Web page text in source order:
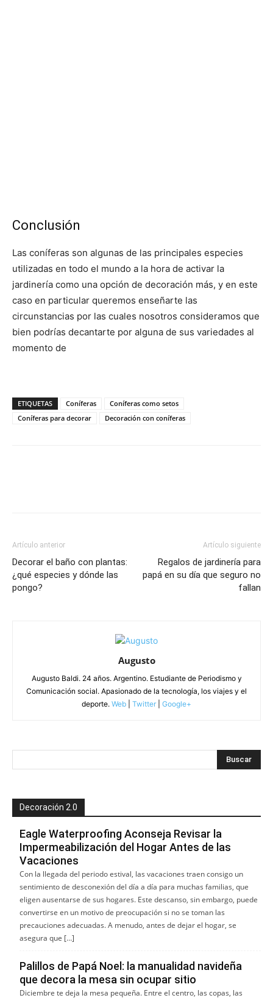
Conclusión
Las coníferas son algunas de las principales especies
utilizadas en todo el mundo a la hora de activar la
jardinería como una opción de decoración más, y en este
caso en particular queremos enseñarte las
circunstancias por las cuales nosotros consideramos que
bien podrías decantarte por alguna de sus variedades al
momento de
ETIQUETAS Coníferas
Coníferas como setos
Coníferas para decorar
Decoración con coníferas
Artículo anterior
Decorar el baño con plantas:
¿qué especies y dónde las
pongo?
Artículo siguiente
Regalos de jardinería para
papá en su día que seguro no
fallan
Augusto
Augusto Baldi. 24 años. Argentino. Estudiante de Periodismo y
Comunicación social. Apasionado de la tecnología, los viajes y el
deporte. Web Twitter Google+
Decoración 2.0
Eagle Waterproofing Aconseja Revisar la
Impermeabilización del Hogar Antes de las
Vacaciones
Con la llegada del periodo estival, las vacaciones traen consigo un
sentimiento de desconexión del día a día para muchas familias, que
eligen ausentarse de sus hogares. Este descanso, sin embargo, puede
convertirse en un motivo de preocupación si no se toman las
precauciones adecuadas. A menudo, antes de dejar el hogar, se
asegura que […]
Palillos de Papá Noel: la manualidad navideña
que decora la mesa sin ocupar sitio
Diciembre te deja la mesa pequeña. Entre el centro, las copas, las